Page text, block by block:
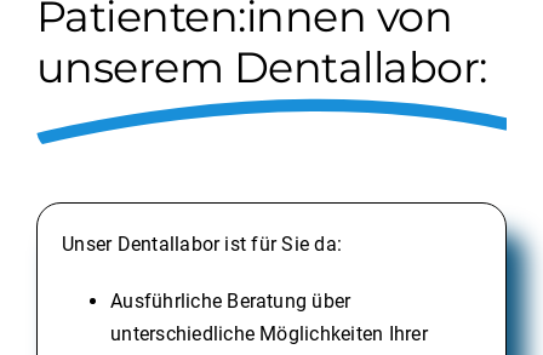
Patienten:innen von
unserem Dentallabor:
Unser Dentallabor ist für Sie da:
Ausführliche Beratung über
unterschiedliche Möglichkeiten Ihrer